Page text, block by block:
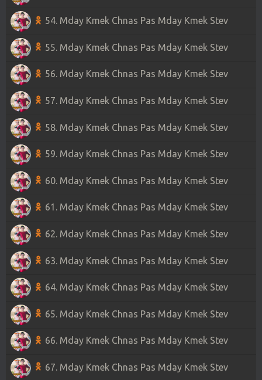
54. Mday Kmek Chnas Pas Mday Kmek Stev
55. Mday Kmek Chnas Pas Mday Kmek Stev
56. Mday Kmek Chnas Pas Mday Kmek Stev
57. Mday Kmek Chnas Pas Mday Kmek Stev
58. Mday Kmek Chnas Pas Mday Kmek Stev
59. Mday Kmek Chnas Pas Mday Kmek Stev
60. Mday Kmek Chnas Pas Mday Kmek Stev
61. Mday Kmek Chnas Pas Mday Kmek Stev
62. Mday Kmek Chnas Pas Mday Kmek Stev
63. Mday Kmek Chnas Pas Mday Kmek Stev
64. Mday Kmek Chnas Pas Mday Kmek Stev
65. Mday Kmek Chnas Pas Mday Kmek Stev
66. Mday Kmek Chnas Pas Mday Kmek Stev
67. Mday Kmek Chnas Pas Mday Kmek Stev